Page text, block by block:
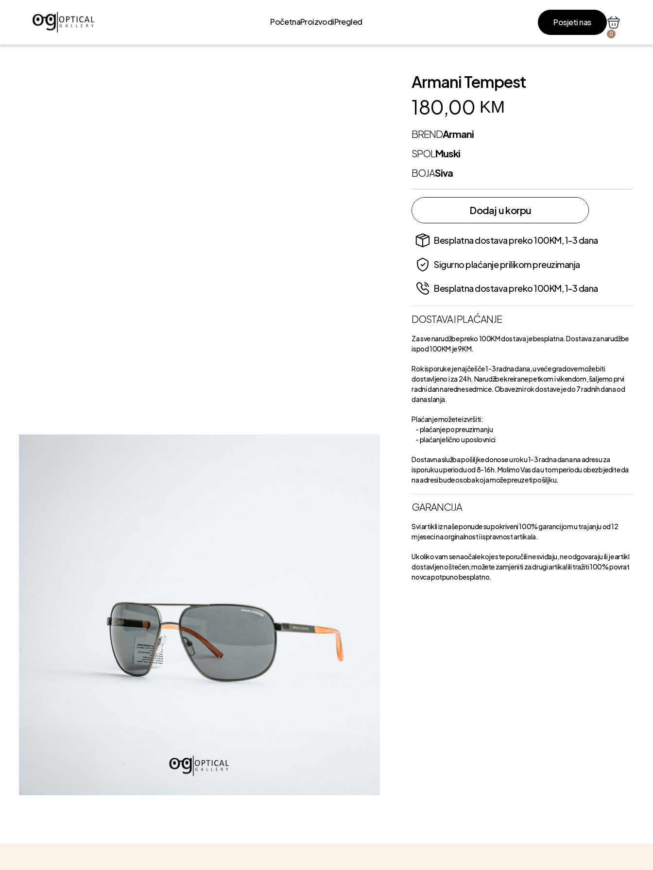
PočetnaProizvodiPregled Posjeti nas
0
Armani Tempest
180,00 KM
BRENDArmani
SPOLMuski
BOJASiva
Dodaj u korpu
Besplatna dostava preko 100KM, 1-3 dana
Sigurno plaćanje prilikom preuzimanja
Besplatna dostava preko 100KM, 1-3 dana
DOSTAVA I PLAĆANJE
Za sve narudžbe preko 100KM dostava je besplatna. Dostava za narudžbe
ispod 100KM je 9KM.
Rok isporuke je najčešče 1-3 radna dana, u veće gradove može biti
dostavljeno i za 24h. Narudžbe kreirane petkom i vikendom, šaljemo prvi
radni dan naredne sedmice. Obavezni rok dostave je do 7 radnih dana od
dana slanja.
Plaćanje možete izvršiti:
- plaćanje po preuzimanju
- plaćanje lično u poslovnici
Dostavna služba pošiljke donose u roku 1-3 radna dana na adresu za
isporuku u periodu od 8-16h. Molimo Vas da u tom periodu obezbjedite da
na adresi bude osoba koja može preuzeti pošiljku.
GARANCIJA
Svi artikli iz naše ponude su pokriveni 100% garancijom u trajanju od 12
mjeseci na orginalnost i ispravnost artikala.
Ukoliko vam se naočale koje ste poručili ne sviđaju, ne odgovaraju ili je artikl
dostavljen oštećen, možete zamjeniti za drugi artikal ili tražiti 100% povrat
novca potpuno besplatno.